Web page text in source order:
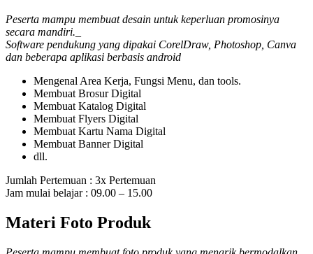
Peserta mampu membuat desain untuk keperluan promosinya
secara mandiri._
Software pendukung yang dipakai CorelDraw, Photoshop, Canva
dan beberapa aplikasi berbasis android
Mengenal Area Kerja, Fungsi Menu, dan tools.
Membuat Brosur Digital
Membuat Katalog Digital
Membuat Flyers Digital
Membuat Kartu Nama Digital
Membuat Banner Digital
dll.
Jumlah Pertemuan : 3x Pertemuan
Jam mulai belajar : 09.00 – 15.00
Materi Foto Produk